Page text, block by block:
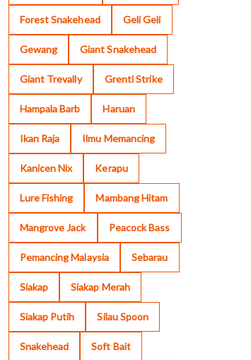
Forest Snakehead Geli Geli
Gewang Giant Snakehead
Giant Trevally Grenti Strike
Hampala Barb Haruan
Ikan Raja Ilmu Memancing
Kanicen Nix Kerapu
Lure Fishing Mambang Hitam
Mangrove Jack Peacock Bass
Pemancing Malaysia Sebarau
Siakap Siakap Merah
Siakap Putih Silau Spoon
Snakehead Soft Bait